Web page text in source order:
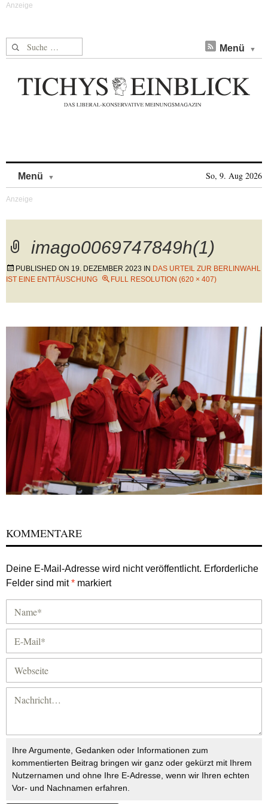
Suche nach: Menü
Menü So, 9. Aug 2026
imago0069747849h(1)
PUBLISHED ON 19. DEZEMBER 2023 IN DAS URTEIL ZUR BERLINWAHL
IST EINE ENTTÄUSCHUNG
FULL RESOLUTION (620 × 407)
KOMMENTARE
Deine E-Mail-Adresse wird nicht veröffentlicht. Erforderliche
Felder sind mit* markiert
Ihre Argumente, Gedanken oder Informationen zum
kommentierten Beitrag bringen wir ganz oder gekürzt mit Ihrem
Nutzernamen und ohne Ihre E-Adresse, wenn wir Ihren echten
Vor- und Nachnamen erfahren.